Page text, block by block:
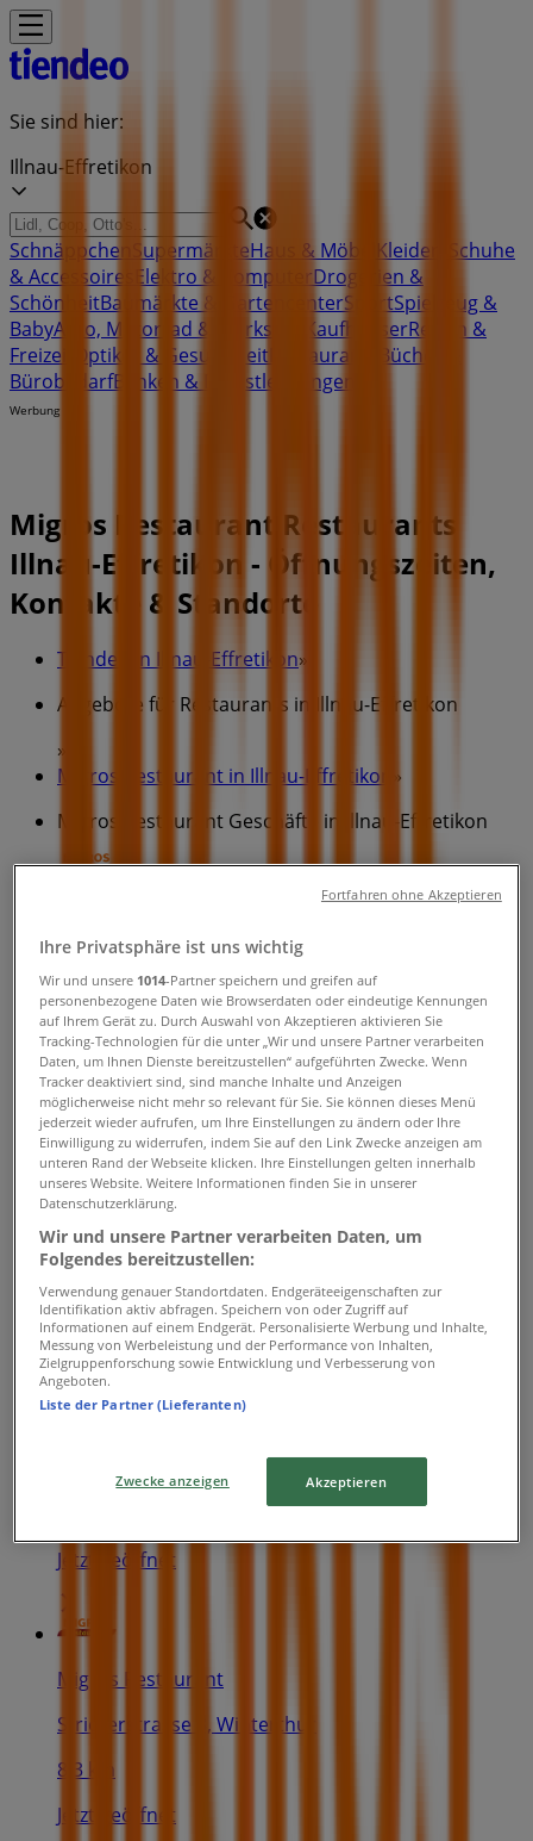
Sie sind hier:
Illnau-Effretikon
Schnäppchen SupermärkteHaus & Möbel
Kleider, Schuhe
& Accessoires
Elektro & ComputerDrogerien &
SchönheitBaumärkte & GartencenterSportSpielzeug &
BabyAuto, Motorrad & Werkstatt KaufhäuserReisen &
Freizeit
Optiker & Gesundheit Restaurants
Bücher &
BürobedarfBanken & Dienstleistungen
Werbung
Migros Restaurant Restaurants
Illnau-Effretikon - Öffnungszeiten,
Kontakte & Standorte
Tiendeo in Illnau-Effretikon»
Angebote für Restaurants in Illnau-Effretikon
»
Migros Restaurant in Illnau-Effretikon
»
Migros Restaurant Geschäfte in Illnau-Effretikon
Märtplatz 5, Illnau-Effretikon
343 m
Geschlossen
Migros Restaurant
Im Zentrum 18, Volketswil
4.3 km
Jetzt geöffnet
Jetzt geöffnet
Migros Restaurant
Strickerstrasse 3, Winterthur
8.3 km
Jetzt geöffnet
Ihre Privatsphäre ist uns wichtig
Wir und unsere 1014-Partner speichern und greifen auf
personenbezogene Daten wie Browserdaten oder eindeutige Kennungen
auf Ihrem Gerät zu. Durch Auswahl von Akzeptieren aktivieren Sie
Tracking-Technologien für die unter „Wir und unsere Partner verarbeiten
Daten, um Ihnen Dienste bereitzustellen“ aufgeführten Zwecke. Wenn
Tracker deaktiviert sind, sind manche Inhalte und Anzeigen
möglicherweise nicht mehr so relevant für Sie. Sie können dieses Menü
jederzeit wieder aufrufen, um Ihre Einstellungen zu ändern oder Ihre
Einwilligung zu widerrufen, indem Sie auf den Link Zwecke anzeigen am
unteren Rand der Webseite klicken. Ihre Einstellungen gelten innerhalb
unseres Website. Weitere Informationen finden Sie in unserer
Datenschutzerklärung.
Wir und unsere Partner verarbeiten Daten, um
Folgendes bereitzustellen:
Verwendung genauer Standortdaten. Endgeräteeigenschaften zur
Identifikation aktiv abfragen. Speichern von oder Zugriff auf
Informationen auf einem Endgerät. Personalisierte Werbung und Inhalte,
Messung von Werbeleistung und der Performance von Inhalten,
Zielgruppenforschung sowie Entwicklung und Verbesserung von
Angeboten.
Liste der Partner (Lieferanten)
Zwecke anzeigen Akzeptieren
Fortfahren ohne Akzeptieren